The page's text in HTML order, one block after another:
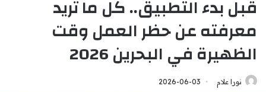
قبل بدء التطبيق.. كل ما تريد
معرفته عن حظر العمل وقت
الظهيرة في البحرين 2026
نورا علام 2026-06-03